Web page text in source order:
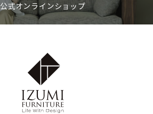
公式オンラインショップ